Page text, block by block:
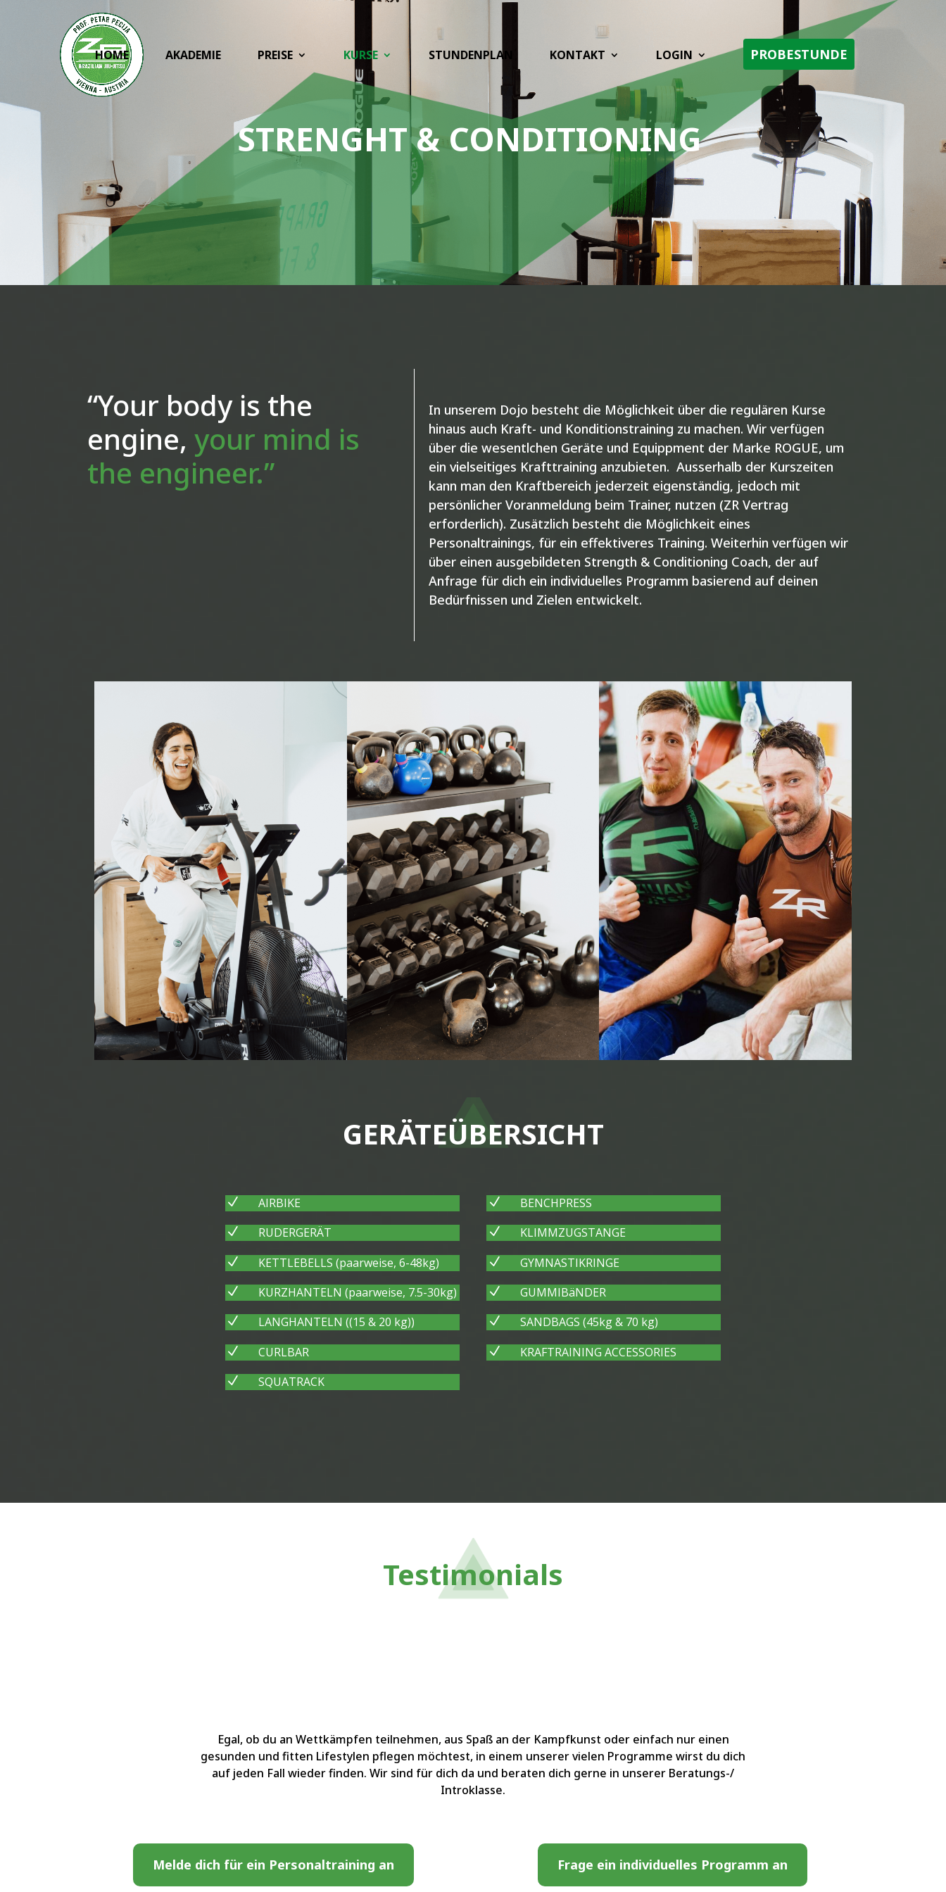
HOME AKADEMIE PREISE KURSE STUNDENPLAN KONTAKT LOGIN PROBESTUNDE
STRENGHT & CONDITIONING
“Your body is the
engine,your mind is
the engineer.”
In unserem Dojo besteht die Möglichkeit über die regulären Kurse
hinaus auch Kraft- und Konditionstraining zu machen. Wir verfügen
über die wesentlchen Geräte und Equippment der Marke ROGUE, um
ein vielseitiges Krafttraining anzubieten.Ausserhalb der Kurszeiten
kann man den Kraftbereich jederzeit eigenständig, jedoch mit
persönlicher Voranmeldung beim Trainer, nutzen (ZR Vertrag
erforderlich). Zusätzlich besteht die Möglichkeit eines
Personaltrainings, für ein effektiveres Training. Weiterhin verfügen wir
über einen ausgebildeten Strength & Conditioning Coach, der auf
Anfrage für dich ein individuelles Programm basierend auf deinen
Bedürfnissen und Zielen entwickelt.
GERÄTEÜBERSICHT
N AIRBIKE
N RUDERGERÄT
N KETTLEBELLS (paarweise, 6-48kg)
N KURZHANTELN (paarweise, 7.5-30kg)
N LANGHANTELN ((15 & 20 kg))
N CURLBAR
N SQUATRACK
N BENCHPRESS
N KLIMMZUGSTANGE
N GYMNASTIKRINGE
N GUMMIBäNDER
N SANDBAGS (45kg & 70 kg)
N KRAFTRAINING ACCESSORIES
Testimonials
Egal, ob du an Wettkämpfen teilnehmen, aus Spaß an der Kampfkunst oder einfach nur einen
gesunden und fitten Lifestylen pflegen möchtest, in einem unserer vielen Programme wirst du dich
auf jeden Fall wieder finden. Wir sind für dich da und beraten dich gerne in unserer Beratungs-/
Introklasse.
Melde dich für ein Personaltraining an Frage ein individuelles Programm an